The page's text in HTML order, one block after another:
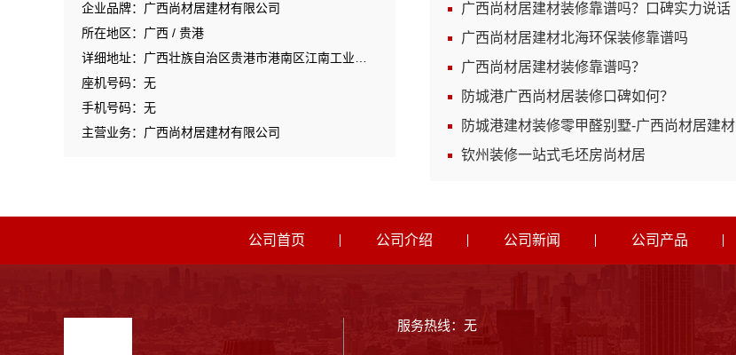
企业品牌：广西尚材居建材有限公司
所在地区：广西 / 贵港
座机号码：无
手机号码：无
主营业务：广西尚材居建材有限公司
广西尚材居建材装修靠谱吗？口碑实力说话
广西尚材居建材北海环保装修靠谱吗
广西尚材居建材装修靠谱吗？
防城港广西尚材居装修口碑如何？
防城港建材装修零甲醛别墅-广西尚材居建材
钦州装修一站式毛坯房尚材居
公司首页 公司介绍 公司新闻 公司产品
服务热线：无